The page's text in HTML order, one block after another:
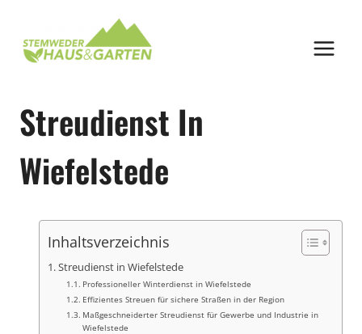
springen
Streudienst In
Wiefelstede
Inhaltsverzeichnis
Streudienst in Wiefelstede
Professioneller Winterdienst in Wiefelstede
Effizientes Streuen für sichere Straßen in der Region
Maßgeschneiderter Streudienst für Gewerbe und Industrie in
Wiefelstede